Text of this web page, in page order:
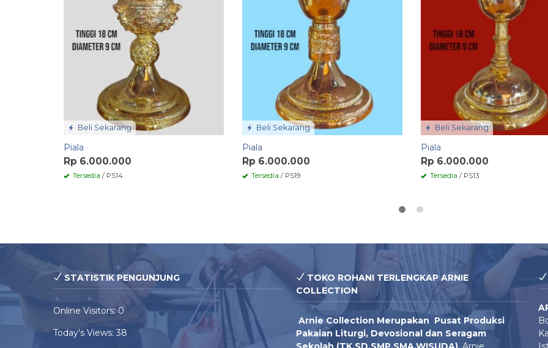
Beli Sekarang
Piala
Rp 6.000.000
Tersedia / PS14
Beli Sekarang
Piala
Rp 6.000.000
Tersedia / PS19
Beli Sekarang
Piala
Rp 6.000.000
Tersedia / PS13
STATISTIK PENGUNJUNG
Online Visitors:0
Today's Views: 38
TOKO ROHANI TERLENGKAP ARNIE
COLLECTION
Arnie Collection Merupakan Pusat Produksi
Pakaian Liturgi, Devosional dan Seragam